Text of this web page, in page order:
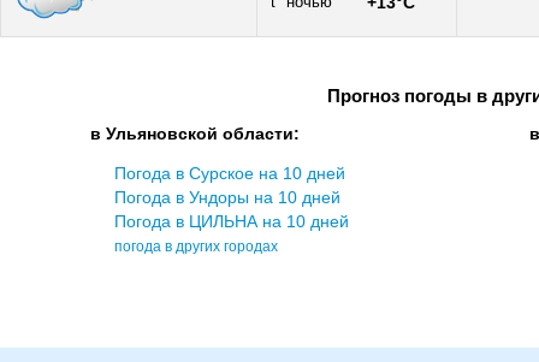
Прогноз погоды в
в Ульяновской области:
Погода в Сурское на 10 дней
Погода в Ундоры на 10 дней
Погода в ЦИЛЬНА на 10 дней
погода в других городах